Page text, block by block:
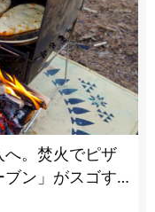
。焚火でピザ
ン」がスゴす